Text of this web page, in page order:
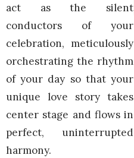
act as the silent
conductors of your
celebration, meticulously
orchestrating the rhythm
of your day so that your
unique love story takes
center stage and flows in
perfect, uninterrupted
harmony.